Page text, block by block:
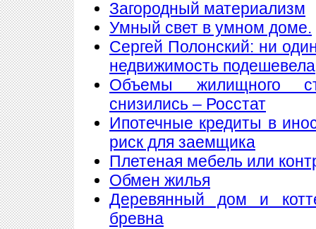
Загородный материализм
Умный свет в умном доме.
Сергей Полонский: ни
недвижимость подешевела
Объемы жилищного
снизились – Росстат
Ипотечные кредиты в
риск для заемщика
Плетеная мебель или
Обмен жилья
Деревянный дом и
бревна